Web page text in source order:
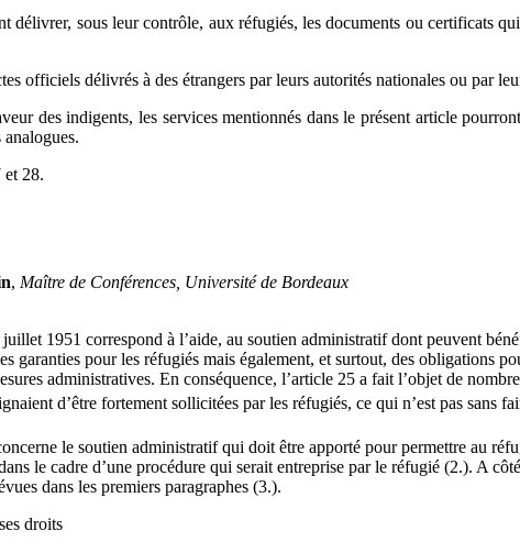
sous leur contrôle, aux réfugiés, les documents ou certificats
officiels délivrés à des étrangers par leurs autorités nationales ou par
des indigents, les services mentionnés dans le présent article
et 28.
, Maître de Conférences, Université de Bordeaux
1951 correspond à l’aide, au soutien administratif dont peuvent
garanties pour les réfugiés mais également, et surtout, des obligations
administratives. En conséquence, l’article 25 a fait l’objet de
d’être fortement sollicitées par les réfugiés, ce qui n’est pas sans
le soutien administratif qui doit être apporté pour permettre au
le cadre d’une procédure qui serait entreprise par le réfugié (2.). A
dans les premiers paragraphes (3.).
droits